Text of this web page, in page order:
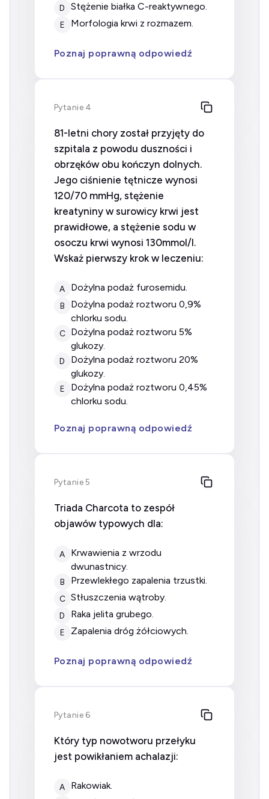
D stężenie białka C-reaktywnego.
E morfologia krwi z rozmazem.
Poznaj poprawną odpowiedź
Pytanie 4
81-letni chory został przyjęty do
szpitala z powodu duszności i
obrzęków obu kończyn dolnych.
Jego ciśnienie tętnicze wynosi
120/70 mmHg, stężenie
kreatyniny w surowicy krwi jest
prawidłowe, a stężenie sodu w
osoczu krwi wynosi 130mmol/l.
Wskaż pierwszy krok w leczeniu:
A dożylna podaż furosemidu.
B
dożylna podaż roztworu 0,9%
chlorku sodu.
C
dożylna podaż roztworu 5%
glukozy.
D
dożylna podaż roztworu 20%
glukozy.
E
dożylna podaż roztworu 0,45%
chlorku sodu.
Poznaj poprawną odpowiedź
Pytanie 5
Triada Charcota to zespół
objawów typowych dla:
A
krwawienia z wrzodu
dwunastnicy.
B przewlekłego zapalenia trzustki.
C stłuszczenia wątroby.
D raka jelita grubego.
E zapalenia dróg żółciowych.
Poznaj poprawną odpowiedź
Pytanie 6
Który typ nowotworu przełyku
jest powikłaniem achalazji:
A rakowiak.